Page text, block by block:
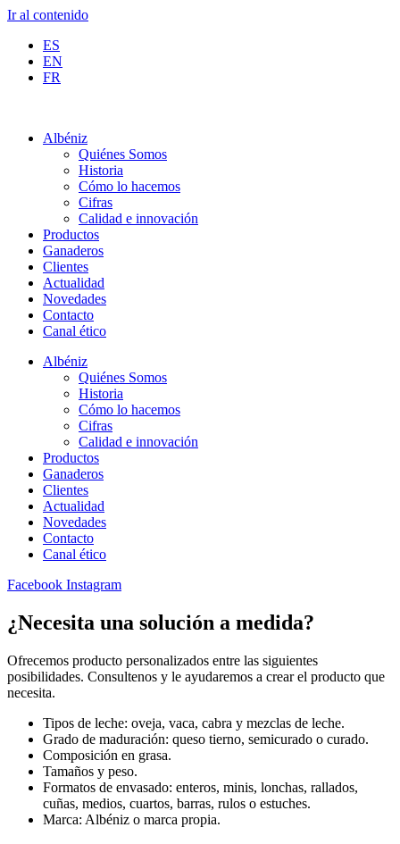
Ir al contenido
ES
EN
FR
Albéniz
Quiénes Somos
Historia
Cómo lo hacemos
Cifras
Calidad e innovación
Productos
Ganaderos
Clientes
Actualidad
Novedades
Contacto
Canal ético
Albéniz
Quiénes Somos
Historia
Cómo lo hacemos
Cifras
Calidad e innovación
Productos
Ganaderos
Clientes
Actualidad
Novedades
Contacto
Canal ético
Facebook Instagram
¿Necesita una solución a medida?
Ofrecemos producto personalizados entre las siguientes
posibilidades. Consultenos y le ayudaremos a crear el producto que
necesita.
Tipos de leche: oveja, vaca, cabra y mezclas de leche.
Grado de maduración: queso tierno, semicurado o curado.
Composición en grasa.
Tamaños y peso.
Formatos de envasado: enteros, minis, lonchas, rallados,
cuñas, medios, cuartos, barras, rulos o estuches.
Marca: Albéniz o marca propia.